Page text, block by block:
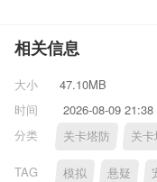
相关信息
大小
47.10MB
时间
2026-08-09 21:38
分类
关卡塔防 关
TAG 模拟 悬疑